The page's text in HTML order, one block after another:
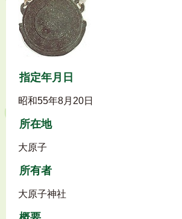
指定年月日
昭和55年8月20日
所在地
大原子
所有者
大原子神社